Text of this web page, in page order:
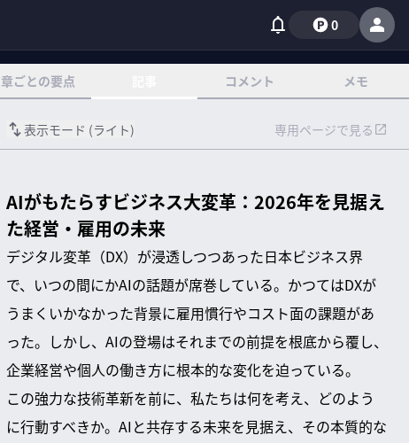
0
章ごとの要点 コメント メモ
表示モード (ライト) 専用ページで見る
AIがもたらすビジネス大変革：2026年を見据え
た経営・雇用の未来
デジタル変革（DX）が浸透しつつあった日本ビジネス界
で、いつの間にかAIの話題が席巻している。かつてはDXが
うまくいかなかった背景に雇用慣行やコスト面の課題があ
った。しかし、AIの登場はそれまでの前提を根底から覆し、
企業経営や個人の働き方に根本的な変化を迫っている。
この強力な技術革新を前に、私たちは何を考え、どのよう
に行動すべきか。AIと共存する未来を見据え、その本質的な